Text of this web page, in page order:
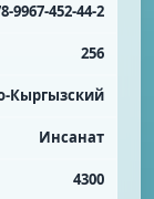
9967-452-44-2
256
Кыргызский
Инсанат
4300